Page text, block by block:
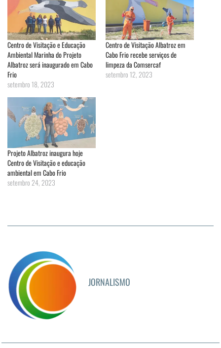
Centro de Visitação e Educação
Ambiental Marinha do Projeto
Albatroz será inaugurado em Cabo
Frio
setembro 18, 2023
Centro de Visitação Albatroz em
Cabo Frio recebe serviços de
limpeza da Comsercaf
setembro 12, 2023
Projeto Albatroz inaugura hoje
Centro de Visitação e educação
ambiental em Cabo Frio
setembro 24, 2023
JORNALISMO